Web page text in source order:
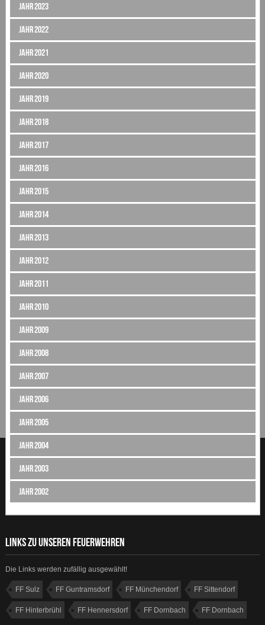
Jahr 2023
Jahr 2022
Jahr 2021
Jahr 2020
Jahr 2019
Jahr 2018
Jahr 2017
Jahr 2016
Jahr 2015
Jahr 2014
Jahr 2013
Jahr 2012
Jahr 2011
Jahr 2010
Jahr 2009
Jahr 2008
Jahr 2007
Jahr 2006
Jahr 2005
Jahr 2004
Jahr 2003
Jahr 2002
LINKS ZU UNSEREN FEUERWEHREN
Die Links werden zufällig ausgewählt!
FF Sulz FF Guntramsdorf FF Münchendorf FF Sittendorf
FF Hinterbrühl FF Hennersdorf FF Dornbach FF Dornbach